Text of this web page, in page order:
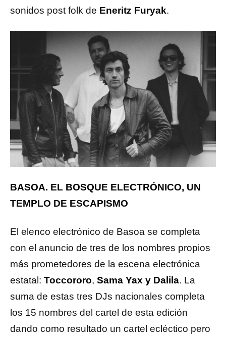
sonidos post folk de Eneritz Furyak.
BASOA. EL BOSQUE ELECTRÓNICO, UN
TEMPLO DE ESCAPISMO
El elenco electrónico de Basoa se completa
con el anuncio de tres de los nombres propios
más prometedores de la escena electrónica
estatal: Toccororo, Sama Yax y Dalila. La
suma de estas tres DJs nacionales completa
los 15 nombres del cartel de esta edición
dando como resultado un cartel ecléctico pero